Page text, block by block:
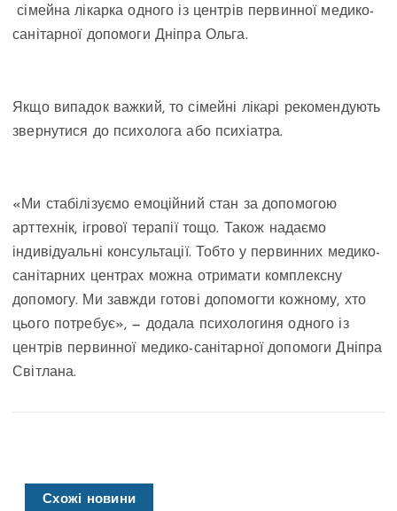
сімейна лікарка одного із центрів первинної медико-
санітарної допомоги Дніпра Ольга.
Якщо випадок важкий, то сімейні лікарі рекомендують
звернутися до психолога або психіатра.
«Ми стабілізуємо емоційний стан за допомогою
арттехнік, ігрової терапії тощо. Також надаємо
індивідуальні консультації. Тобто у первинних медико-
санітарних центрах можна отримати комплексну
допомогу. Ми завжди готові допомогти кожному, хто
цього потребує», — додала психологиня одного із
центрів первинної медико-санітарної допомоги Дніпра
Світлана.
Схожі новини